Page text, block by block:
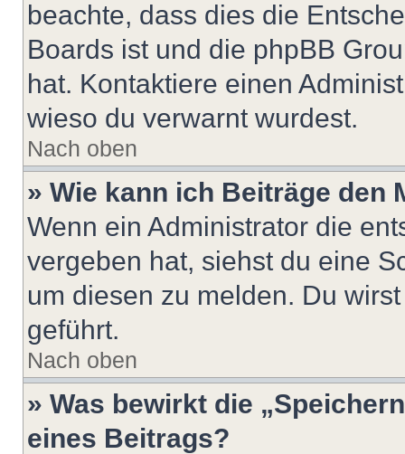
beachte, dass dies die
Boards ist und die phpBB
hat. Kontaktiere einen
wieso du verwarnt wurdest.
Nach oben
» Wie kann ich Beiträge den
Wenn ein Administrator die
vergeben hat, siehst du eine
um diesen zu melden. Du
geführt.
Nach oben
» Was bewirkt die
eines Beitrags?